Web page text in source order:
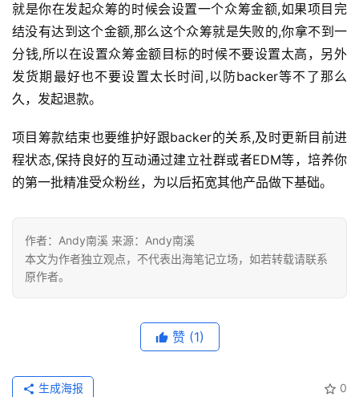
就是你在发起众筹的时候会设置一个众筹金额,如果项目完
结没有达到这个金额,那么这个众筹就是失败的,你拿不到一
分钱,所以在设置众筹金额目标的时候不要设置太高，另外
发货期最好也不要设置太长时间,以防backer等不了那么
久，发起退款。
项目筹款结束也要维护好跟backer的关系,及时更新目前进
程状态,保持良好的互动通过建立社群或者EDM等，培养你
的第一批精准受众粉丝，为以后拓宽其他产品做下基础。
作者：Andy南溪 来源：Andy南溪
本文为作者独立观点，不代表出海笔记立场，如若转载请联系
原作者。
赞 (1)
0
生成海报